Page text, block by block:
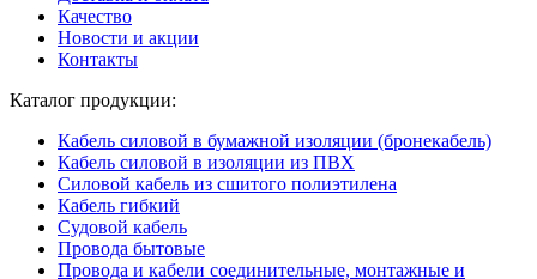
Качество
Новости и акции
Контакты
Каталог продукции:
Кабель силовой в бумажной изоляции (бронекабель)
Кабель силовой в изоляции из ПВХ
Силовой кабель из сшитого полиэтилена
Кабель гибкий
Судовой кабель
Провода бытовые
Провода и кабели соединительные, монтажные и